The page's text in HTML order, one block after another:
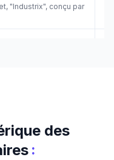
"Industrix", conçu par
des
: